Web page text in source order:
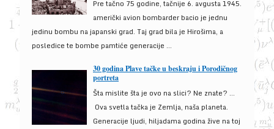
Pre tačno 75 godine, tačnije 6. avgusta 1945.
američki avion bombarder bacio je jednu
jedinu bombu na japanski grad. Taj grad bila je Hirošima, a
posledice te bombe pamtiće generacije ...
30 godina Plave tačke u beskraju i Porodičnog
portreta
Šta mislite šta je ovo na slici? Ne znate? …
Ova svetla tačka je Zemlja, naša planeta.
Generacije ljudi, hiljadama godina žive na toj